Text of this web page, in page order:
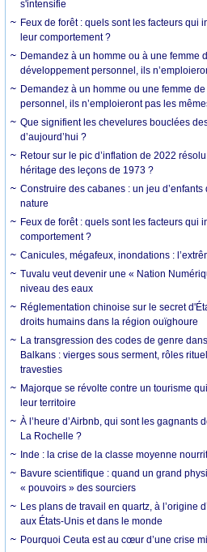
s'intensifie
Feux de forêt : quels sont les facteurs qui
leur comportement ?
Demandez à un homme ou à une femme
développement personnel, ils
Demandez à un homme ou une femme
personnel, ils n’emploieront pas les
Que signifient les chevelures bouclées
d’aujourd’hui ?
Retour sur le pic d’inflation de 2022
héritage des leçons de 1973 ?
Construire des cabanes : un jeu
nature
Feux de forêt : quels sont les facteurs qui
comportement ?
Canicules, mégafeux, inondations :
Tuvalu veut devenir une « Nation
niveau des eaux
Réglementation chinoise sur le secret
droits humains dans la région ouïghoure
La transgression des codes de genre
Balkans : vierges sous serment, rôles
travesties
Majorque se révolte contre un tourisme
leur territoire
À l’heure d’Airbnb, qui sont les gagnants
La Rochelle ?
Inde : la crise de la classe moyenne
Bavure scientifique : quand un grand
« pouvoirs » des sourciers
Les plans de travail en quartz, à l’origine
aux États-Unis et dans le monde
Pourquoi Ceuta est au cœur d’une crise